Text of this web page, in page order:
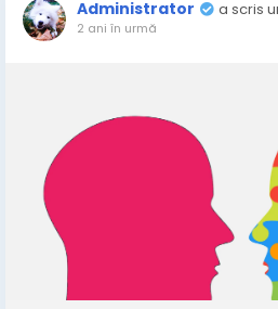
Administrator a scris
2 ani în urmă